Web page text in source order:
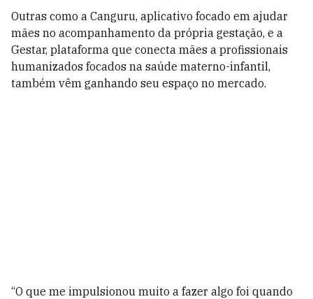
Outras como a Canguru, aplicativo focado em ajudar
mães no acompanhamento da própria gestação, e a
Gestar, plataforma que conecta mães a profissionais
humanizados focados na saúde materno-infantil,
também vêm ganhando seu espaço no mercado.
“O que me impulsionou muito a fazer algo foi quando